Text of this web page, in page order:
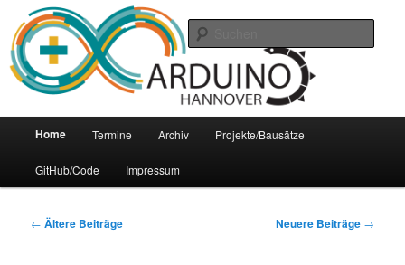
Inhalt
wechseln
sekundären
Inhalt
wechselnArduino-Hannover
Arduino Treffpunkt der Region Hannover
HauptmenüHome Termine Archiv Projekte/Bausätze
GitHub/Code Impressum
Beitrags-
← Ältere Beiträge Neuere Beiträge →